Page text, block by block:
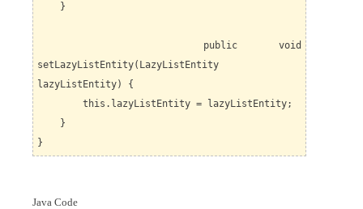
}
public void
setLazyListEntity(LazyListEntity
lazyListEntity) {
this.lazyListEntity = lazyListEntity;
}
}
Java Code